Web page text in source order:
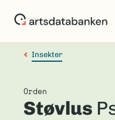
Insekter
Orden
Støvlus